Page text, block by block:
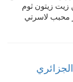
زيتون ثوم
محبب لاسرتي